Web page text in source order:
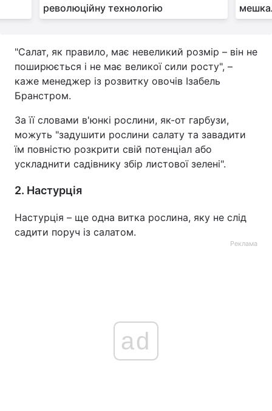
революційну технологію
"Салат, як правило, має невеликий розмір – він не
поширюється і не має великої сили росту", –
каже менеджер із розвитку овочів Ізабель
Бранстром.
За її словами в'юнкі рослини, як-от гарбузи,
можуть "задушити рослини салату та завадити
їм повністю розкрити свій потенціал або
ускладнити садівнику збір листової зелені".
2. Настурція
Настурція – ще одна витка рослина, яку не слід
садити поруч із салатом.
Реклама
ad